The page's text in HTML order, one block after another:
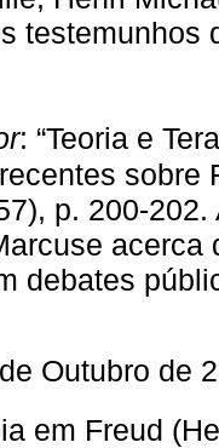
testemunhos
: “Teoria e
sobre
p. 200-
acerca
debates
Outubro de
em Freud